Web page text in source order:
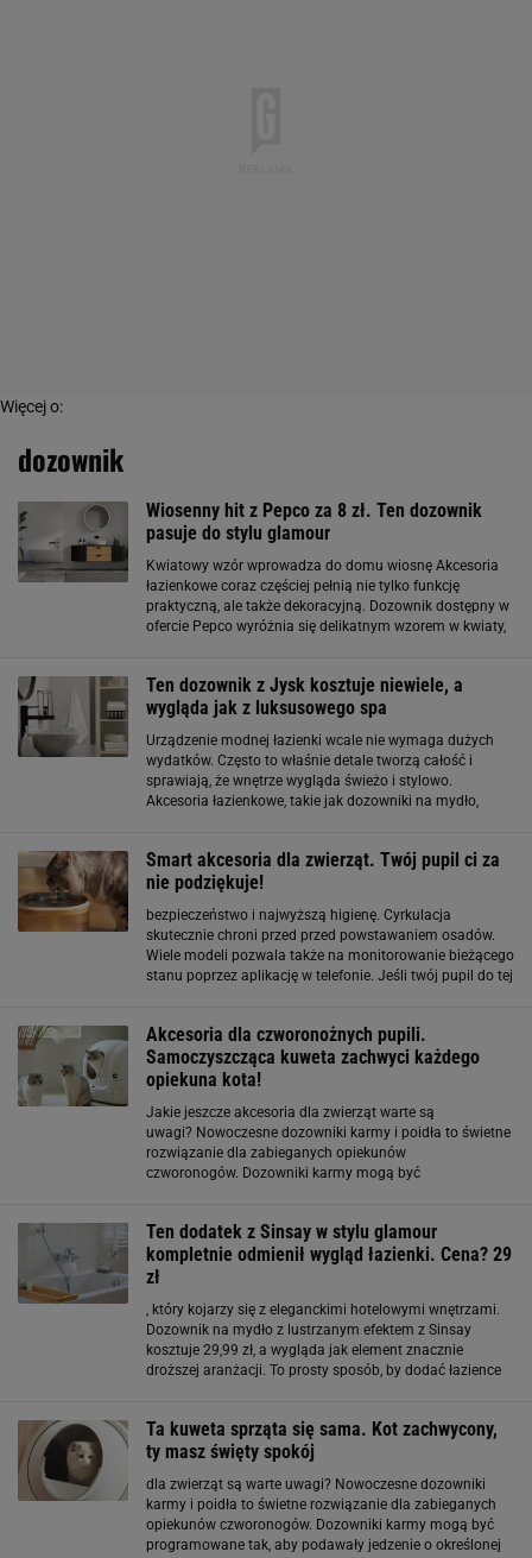
Więcej o:
dozownik
Wiosenny hit z Pepco za 8 zł. Ten dozownik
pasuje do stylu glamour
Kwiatowy wzór wprowadza do domu wiosnę Akcesoria
łazienkowe coraz częściej pełnią nie tylko funkcję
praktyczną, ale także dekoracyjną. Dozownik dostępny w
ofercie Pepco wyróżnia się delikatnym wzorem w kwiaty,
Ten dozownik z Jysk kosztuje niewiele, a
wygląda jak z luksusowego spa
Urządzenie modnej łazienki wcale nie wymaga dużych
wydatków. Często to właśnie detale tworzą całość i
sprawiają, że wnętrze wygląda świeżo i stylowo.
Akcesoria łazienkowe, takie jak dozowniki na mydło,
Smart akcesoria dla zwierząt. Twój pupil ci za
nie podziękuje!
bezpieczeństwo i najwyższą higienę. Cyrkulacja
skutecznie chroni przed przed powstawaniem osadów.
Wiele modeli pozwala także na monitorowanie bieżącego
stanu poprzez aplikację w telefonie. Jeśli twój pupil do tej
Akcesoria dla czworonożnych pupili.
Samoczyszcząca kuweta zachwyci każdego
opiekuna kota!
Jakie jeszcze akcesoria dla zwierząt warte są
uwagi? Nowoczesne dozowniki karmy i poidła to świetne
rozwiązanie dla zabieganych opiekunów
czworonogów. Dozowniki karmy mogą być
czasu poza domem. Opiekunom kotów, bez
Ten dodatek z Sinsay w stylu glamour
kompletnie odmienił wygląd łazienki. Cena? 29
zł
, który kojarzy się z eleganckimi hotelowymi wnętrzami.
Dozownik na mydło z lustrzanym efektem z Sinsay
kosztuje 29,99 zł, a wygląda jak element znacznie
droższej aranżacji. To prosty sposób, by dodać łazience
Ta kuweta sprząta się sama. Kot zachwycony,
ty masz święty spokój
dla zwierząt są warte uwagi? Nowoczesne dozowniki
karmy i poidła to świetne rozwiązanie dla zabieganych
opiekunów czworonogów. Dozowniki karmy mogą być
programowane tak, aby podawały jedzenie o określonej